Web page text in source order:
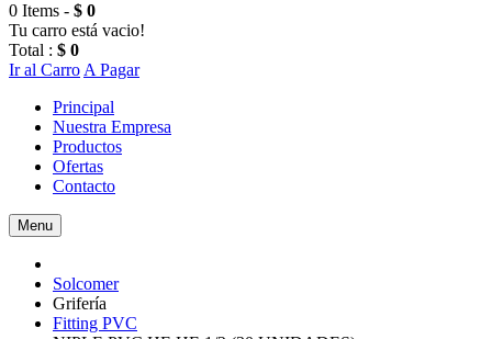
0 Items - $ 0
Tu carro está vacio!
Total : $ 0
Ir al Carro A Pagar
Principal
Nuestra Empresa
Productos
Ofertas
Contacto
Menu
Solcomer
Grifería
Fitting PVC